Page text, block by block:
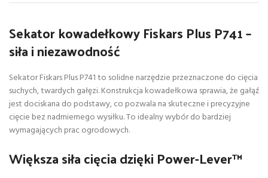
Sekator kowadełkowy Fiskars Plus P741 –
siła i niezawodność
Sekator Fiskars Plus P741 to solidne narzędzie przeznaczone do cięcia
suchych, twardych gałęzi. Konstrukcja kowadełkowa sprawia, że gałąź
jest dociskana do podstawy, co pozwala na skuteczne i precyzyjne
cięcie bez nadmiernego wysiłku. To idealny wybór do bardziej
wymagających prac ogrodowych.
Większa siła cięcia dzięki Power-Lever™